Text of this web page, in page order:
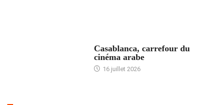
Casablanca, carrefour du
cinéma arabe
16 juillet 2026